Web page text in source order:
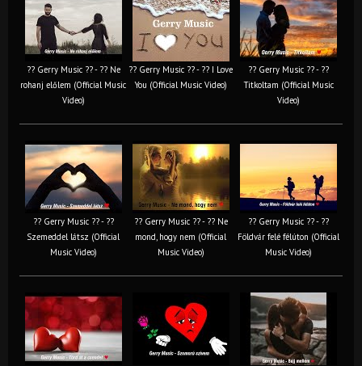
?? Gerry Music ?? - ?? Ne
rohanj előlem (Official Music
Video)
?? Gerry Music ?? - ?? I Love
You (Official Music Video)
?? Gerry Music ?? - ??
Titkoltam (Official Music
Video)
?? Gerry Music ?? - ??
Szemeddel látsz (Official
Music Video)
?? Gerry Music ?? - ?? Ne
mond, hogy nem (Official
Music Video)
?? Gerry Music ?? - ??
Földvár felé félúton (Official
Music Video)